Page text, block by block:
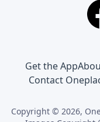
Get the App
Contact
Copyright © 2026,